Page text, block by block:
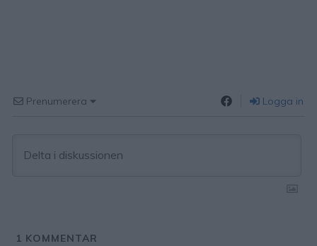
Prenumerera Logga in
1 KOMMENTAR